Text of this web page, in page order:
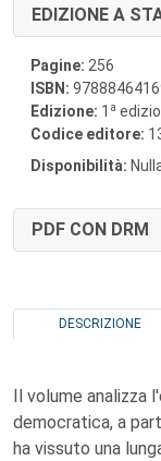
EDIZIONE A
Pagine: 256
ISBN:
Edizione: 1 a
Codice editore:
Disponibilità:
PDF CON DRM
DESCRIZIONE
Il volume analizza
democratica, a
ha vissuto una